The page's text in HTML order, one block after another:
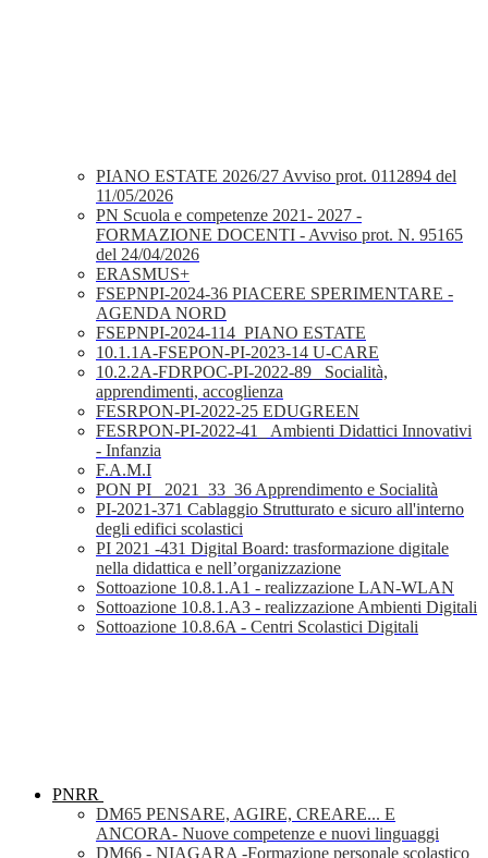
PIANO ESTATE 2026/27 Avviso prot. 0112894 del
11/05/2026
PN Scuola e competenze 2021- 2027 -
FORMAZIONE DOCENTI - Avviso prot. N. 95165
del 24/04/2026
ERASMUS+
FSEPNPI-2024-36 PIACERE SPERIMENTARE -
AGENDA NORD
FSEPNPI-2024-114_PIANO ESTATE
10.1.1A-FSEPON-PI-2023-14 U-CARE
10.2.2A-FDRPOC-PI-2022-89_ Socialità,
apprendimenti, accoglienza
FESRPON-PI-2022-25 EDUGREEN
FESRPON-PI-2022-41_ Ambienti Didattici Innovativi
- Infanzia
F.A.M.I
PON PI_ 2021_33_36 Apprendimento e Socialità
PI-2021-371 Cablaggio Strutturato e sicuro all'interno
degli edifici scolastici
PI 2021 -431 Digital Board: trasformazione digitale
nella didattica e nell’organizzazione
Sottoazione 10.8.1.A1 - realizzazione LAN-WLAN
Sottoazione 10.8.1.A3 - realizzazione Ambienti Digitali
Sottoazione 10.8.6A - Centri Scolastici Digitali
PNRR
DM65 PENSARE, AGIRE, CREARE... E
ANCORA- Nuove competenze e nuovi linguaggi
DM66 - NIAGARA -Formazione personale scolastico